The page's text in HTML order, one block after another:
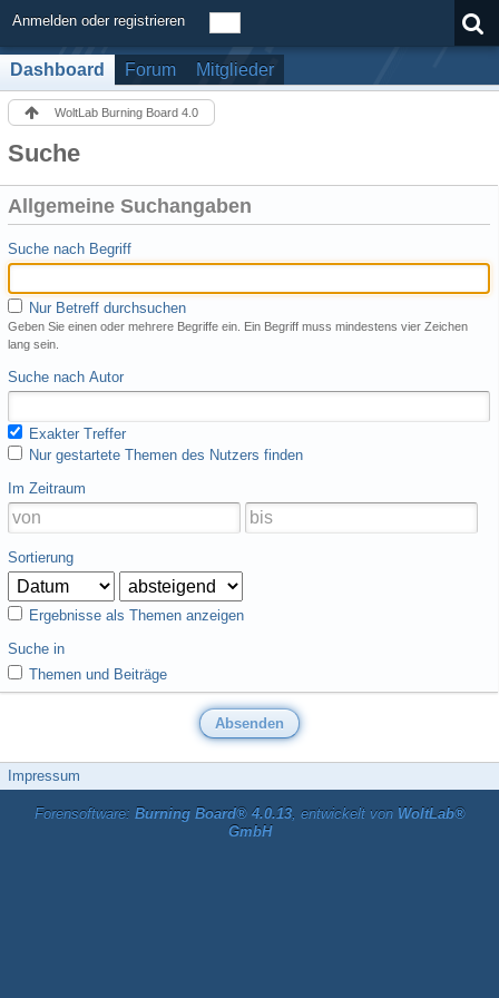
Anmelden oder registrieren
Dashboard Forum Mitglieder
WoltLab Burning Board 4.0
Suche
Allgemeine Suchangaben
Suche nach Begriff
Nur Betreff durchsuchen
Geben Sie einen oder mehrere Begriffe ein. Ein Begriff muss mindestens vier Zeichen
lang sein.
Suche nach Autor
Exakter Treffer
Nur gestartete Themen des Nutzers finden
Im Zeitraum
Sortierung
Ergebnisse als Themen anzeigen
Suche in
Themen und Beiträge
Impressum
Forensoftware: Burning Board® 4.0.13, entwickelt von WoltLab®
GmbH